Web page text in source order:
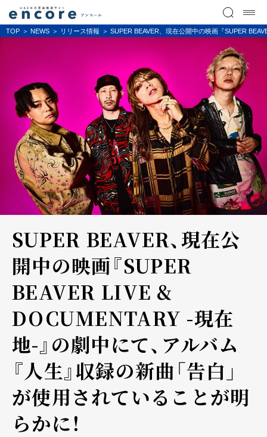
TOP NEWS リリース情報 SUPER BEAVER、現在公開中の映画『SUPER
SUPER BEAVER、現在公
開中の映画『SUPER
BEAVER LIVE &
DOCUMENTARY -現在
地-』の劇中にて、アルバム
『人生』収録の新曲「告白」
が使用されていることが明
らかに！